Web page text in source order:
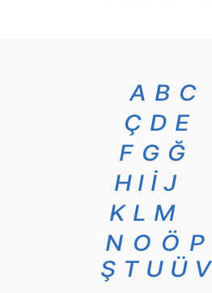
A B C
Ç D E
F G Ğ
H I İ J
K L M
N O Ö P
Ş T U Ü V